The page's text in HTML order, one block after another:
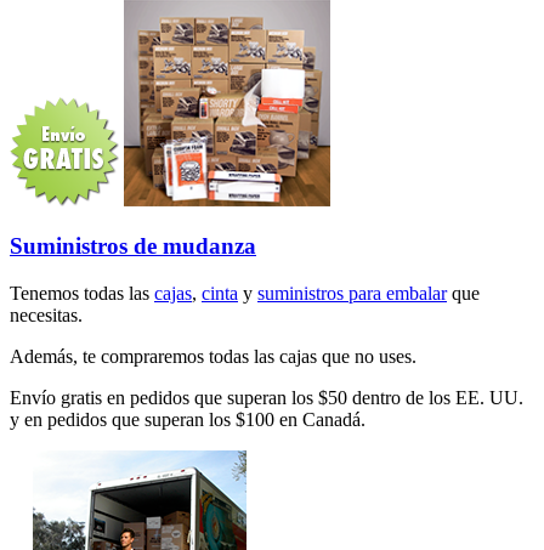
Suministros de mudanza
Tenemos todas las cajas, cinta y suministros para embalarque
necesitas.
Además, te compraremos todas las cajas que no uses.
Envío gratis en pedidos que superan los $50 dentro de los EE. UU.
y en pedidos que superan los $100 en Canadá.